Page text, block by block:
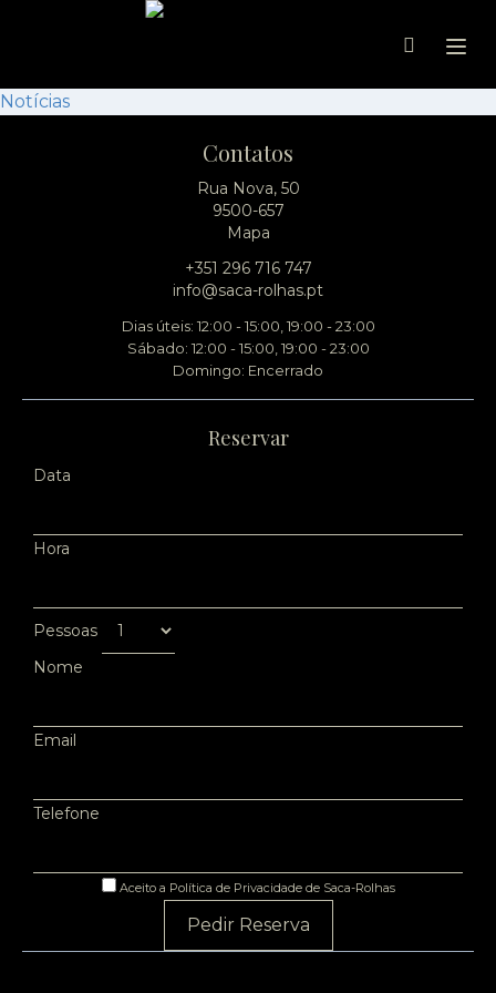
Notícias
Contatos
Rua Nova, 50
9500-657
Mapa
+351 296 716 747
info@saca-rolhas.pt
Dias úteis: 12:00 - 15:00, 19:00 - 23:00
Sábado: 12:00 - 15:00, 19:00 - 23:00
Domingo: Encerrado
Reservar
Data
Hora
Pessoas
Nome
Email
Telefone
Aceito a Política de Privacidade de Saca-Rolhas
Pedir Reserva